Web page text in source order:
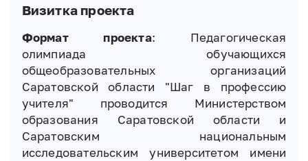
Визитка проекта
Формат проекта: Педагогическая
олимпиада обучающихся
общеобразовательных организаций
Саратовской области "Шаг в профессию
учителя" проводится Министерством
образования Саратовской области и
Саратовским национальным
исследовательским университетом имени